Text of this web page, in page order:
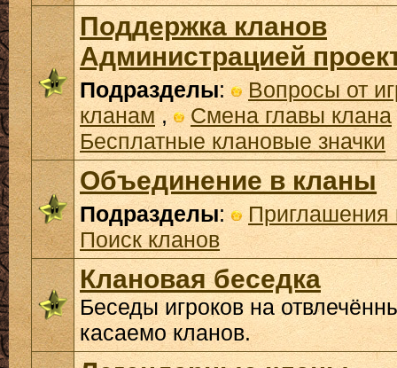
Поддержка кланов
Администрацией
Подразделы:
Вопросы от
кланам ,
Смена главы клана
Бесплатные клановые значки
Объединение в кланы
Подразделы:
Приглашения
Поиск кланов
Клановая беседка
Беседы игроков на
касаемо кланов.